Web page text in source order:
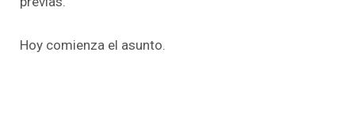
Hoy comienza el asunto.